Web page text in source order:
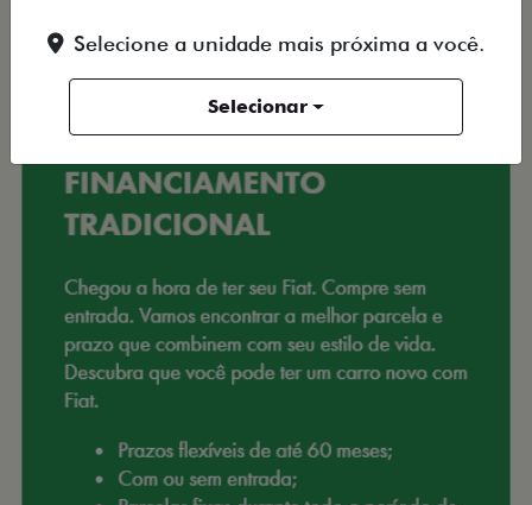
Selecione a unidade mais próxima a você.
Selecionar